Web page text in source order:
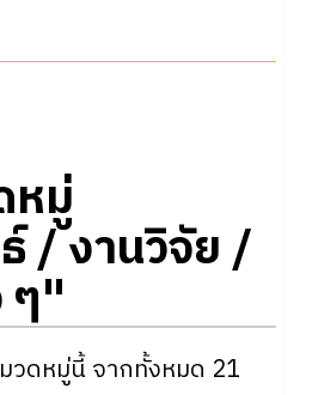
หมู่
/ งานวิจัย /
ๆ"
วดหมู่นี้ จากทั้งหมด 21